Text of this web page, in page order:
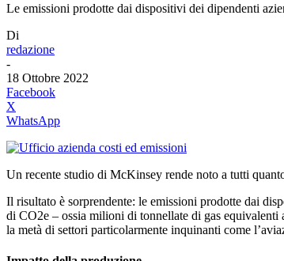
Le emissioni prodotte dai dispositivi dei dipendenti
Di
redazione
-
18 Ottobre 2022
Facebook
X
WhatsApp
Un recente studio di McKinsey rende noto a tutti
Il risultato è sorprendente: le emissioni prodotte dai
di CO2e – ossia milioni di tonnellate di gas equivalenti
la metà di settori particolarmente inquinanti come